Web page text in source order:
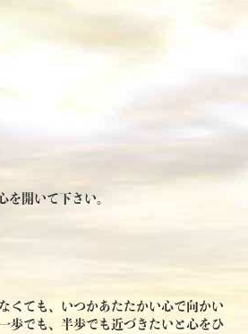
を開いて下さい。
くても、いつかあたたかい心で向かい
歩でも、半歩でも近づきたいと心をひ